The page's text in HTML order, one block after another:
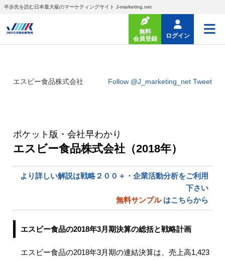
半歩先を読む日本最大級のマーケティングサイト J-marketing.net
無料
会員登録
ログイン
エスビー食品株式会社 Follow @J_marketing_net Tweet
ポケット版・会社早わかり
エスビー食品株式会社（2018年）
より詳しい解説は戦略２００＋・企業活動分析をご利用
下さい
無料サンプルはこちらから
エスビー食品の2018年3月期決算の総括と戦略計画
エスビー食品の2018年3月期の連結決算は、売上高1,423